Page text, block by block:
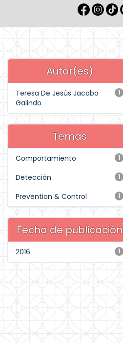
Autor(es)
1
Teresa De Jesús Jacobo
Galindo
Temas
1
Comportamiento
1
Detección
1
Prevention & Control
Fecha de publicación
1
2016